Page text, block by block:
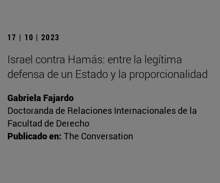
17 | 10 | 2023
Israel contra Hamás: entre la legítima
defensa de un Estado y la proporcionalidad
Gabriela Fajardo
Doctoranda de Relaciones Internacionales de la
Facultad de Derecho
Publicado en: The Conversation